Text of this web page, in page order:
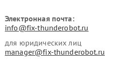
Электронная почта:
info@fix-thunderobot.ru
для юридических лиц
manager@fix-thunderobot.ru